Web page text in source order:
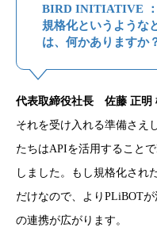
BIRD INITIATIVE
規格化というような
は、何かありますか
代表取締役社長 佐藤 正明
それを受け入れる準備さえ
たちはAPIを活用すること
しました。もし規格化され
だけなので、よりPLiBOT
の連携が広がります。